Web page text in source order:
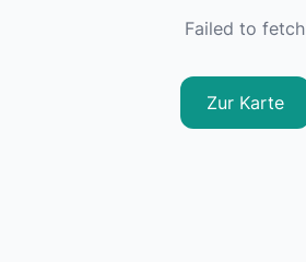
Failed to fetch
Zur Karte